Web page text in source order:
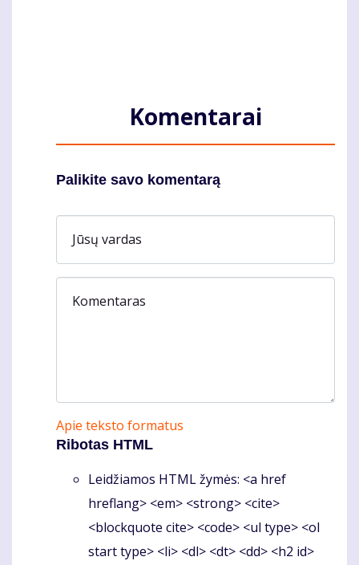
Komentarai
Palikite savo komentarą
Jūsų vardas
Komentaras
Apie teksto formatus
Ribotas HTML
Leidžiamos HTML žymės: <a href
hreflang> <em> <strong> <cite>
<blockquote cite> <code> <ul type> <ol
start type> <li> <dl> <dt> <dd> <h2 id>